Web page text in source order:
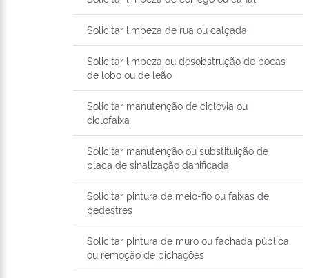
Solicitar limpeza de rua ou calçada
Solicitar limpeza ou desobstrução de bocas
de lobo ou de leão
Solicitar manutenção de ciclovia ou
ciclofaixa
Solicitar manutenção ou substituição de
placa de sinalização danificada
Solicitar pintura de meio-fio ou faixas de
pedestres
Solicitar pintura de muro ou fachada pública
ou remoção de pichações